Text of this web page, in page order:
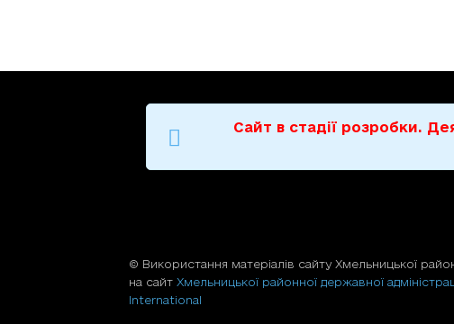
Сайт в стадії розробки.
© Використання матерiалiв сайту Хмельницької
на сайт Хмельницької районної державної
International